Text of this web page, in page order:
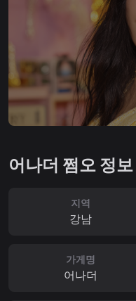
어나더 쩜오 정보
지역
강남
가게명
어나더